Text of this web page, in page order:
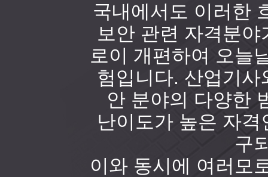
국내에서도 이러한
보안 관련 자격분
로이 개편하여 오늘
험입니다. 산업기
안 분야의 다양한
난이도가 높은 자
구
이와 동시에 여러모